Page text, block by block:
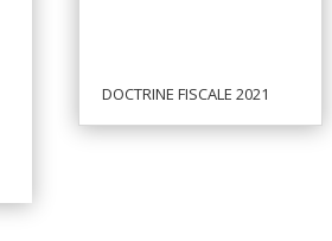
DOCTRINE FISCALE 2021